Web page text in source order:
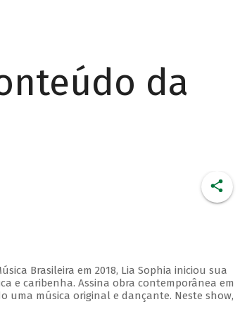
da
Brasileira em 2018, Lia Sophia iniciou sua
e caribenha. Assina obra contemporânea em
uma música original e dançante. Neste show,